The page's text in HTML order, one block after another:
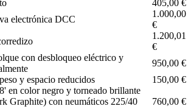
405,00 €
electrónica DCC
1.000,00
€
1.200,01
€
con desbloqueo eléctrico y
950,00 €
y espacio reducidos
150,00 €
en color negro y torneado brillante
Graphite) con neumáticos 225/40
760,00 €